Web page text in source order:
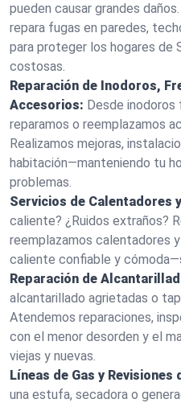
pueden causar grandes
repara fugas en paredes,
para proteger los hogares de
costosas.
Reparación de Inodoros,
Accesorios: Desde
reparamos o reemplazamos
Realizamos mejoras,
habitación—manteniendo tu
problemas.
Servicios de Calentadores
caliente? ¿Ruidos extraños?
reemplazamos calentadores
caliente confiable y
Reparación de
alcantarillado agrietadas o
Atendemos reparaciones,
con el menor desorden y el
viejas y nuevas.
Líneas de Gas y Revisiones
una estufa, secadora o